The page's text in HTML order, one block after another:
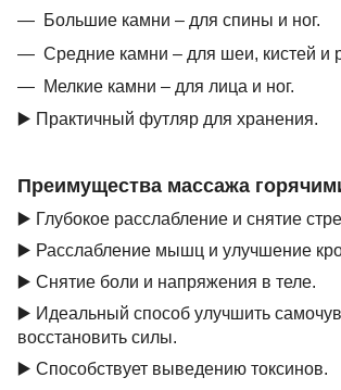
Большие камни – для спины и ног.
Средние камни – для шеи, кистей и
Мелкие камни – для лица и ног.
▶️ Практичный футляр для хранения.
Преимущества массажа
▶️ Глубокое расслабление и снятие
▶️ Расслабление мышц и улучшение
▶️ Снятие боли и напряжения в теле.
▶️ Идеальный способ улучшить
восстановить силы.
▶️ Способствует выведению токсинов.